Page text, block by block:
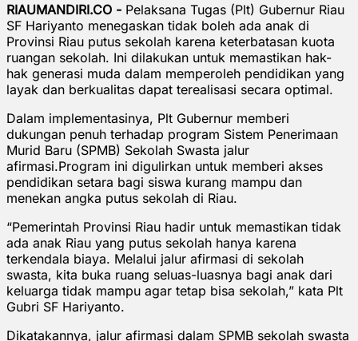
RIAUMANDIRI.CO - Pelaksana Tugas (Plt) Gubernur Riau
SF Hariyanto menegaskan tidak boleh ada anak di
Provinsi Riau putus sekolah karena keterbatasan kuota
ruangan sekolah. Ini dilakukan untuk memastikan hak-
hak generasi muda dalam memperoleh pendidikan yang
layak dan berkualitas dapat terealisasi secara optimal.
Dalam implementasinya, Plt Gubernur memberi
dukungan penuh terhadap program Sistem Penerimaan
Murid Baru (SPMB) Sekolah Swasta jalur
afirmasi.Program ini digulirkan untuk memberi akses
pendidikan setara bagi siswa kurang mampu dan
menekan angka putus sekolah di Riau.
“Pemerintah Provinsi Riau hadir untuk memastikan tidak
ada anak Riau yang putus sekolah hanya karena
terkendala biaya. Melalui jalur afirmasi di sekolah
swasta, kita buka ruang seluas-luasnya bagi anak dari
keluarga tidak mampu agar tetap bisa sekolah,” kata Plt
Gubri SF Hariyanto.
Dikatakannya, jalur afirmasi dalam SPMB sekolah swasta